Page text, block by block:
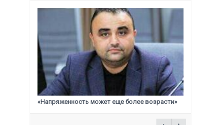
«Напряженность может еще более возрасти»